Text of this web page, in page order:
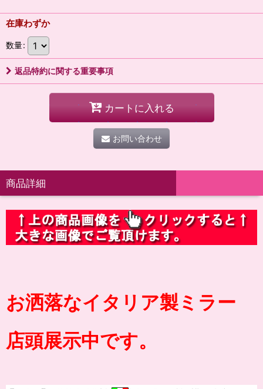
在庫わずか
数量:
返品特約に関する重要事項
カートに入れる
お問い合わせ
商品詳細
お洒落なイタリア製ミラー
店頭展示中です。